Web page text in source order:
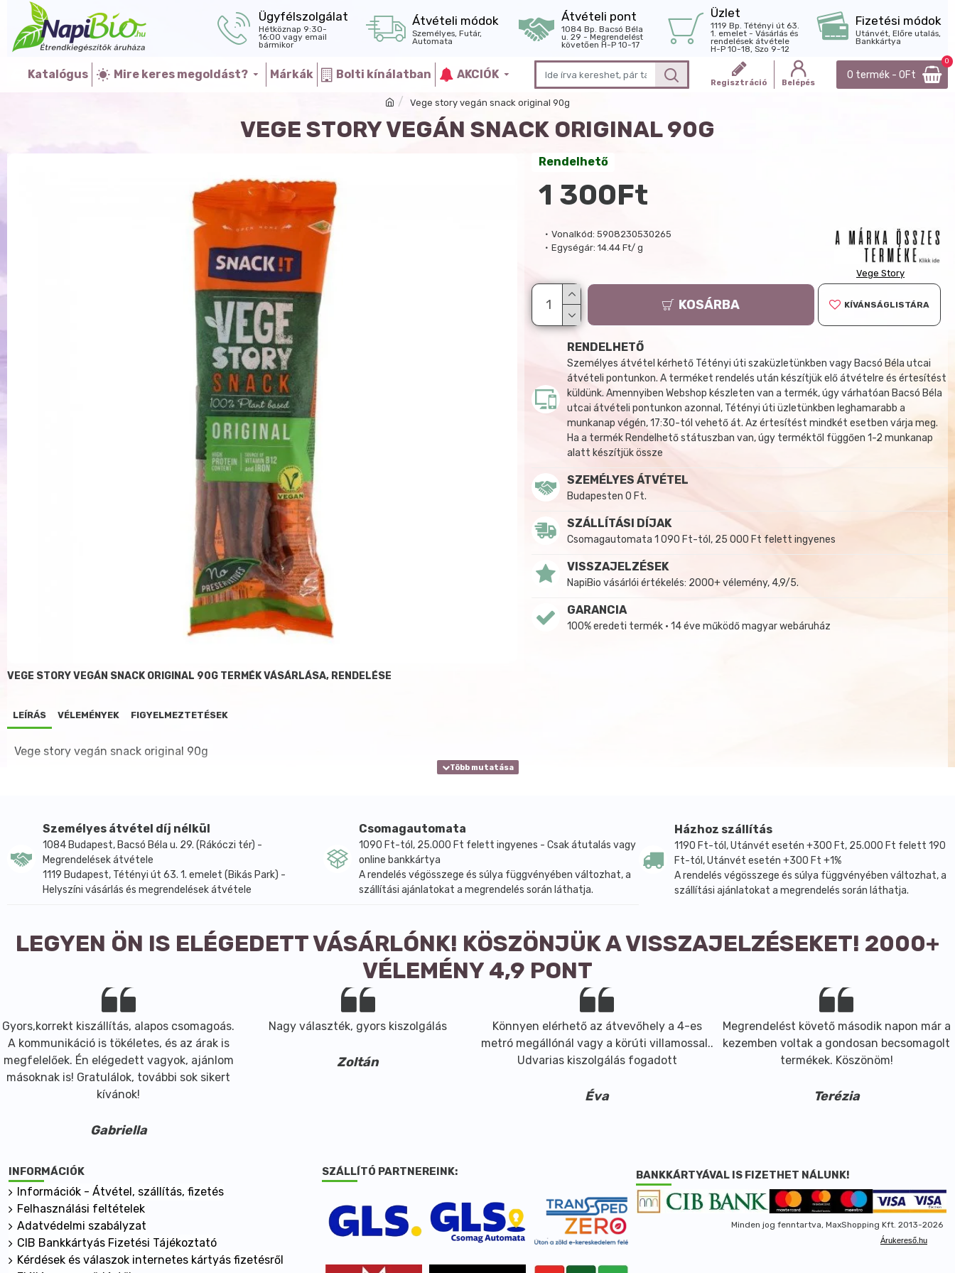
Ügyfélszolgálat
Hétköznap 9:30-
16:00 vagy email
bármikor
Átvételi módok
Személyes, Futár,
Automata
Átvételi pont
1084 Bp. Bacsó Béla
u. 29 - Megrendelést
követően H-P 10-17
Üzlet
1119 Bp. Tétényi út 63.
1. emelet - Vásárlás és
rendelések átvétele
H-P 10-18, Szo 9-12
Fizetési módok
Utánvét, Előre utalás,
Bankkártya
Katalógus Mire keres megoldást? Márkák Bolti kínálatban AKCIÓK
Regisztráció Belépés
0 termék - 0Ft
0
Vege story vegán snack original 90g
VEGE STORY VEGÁN SNACK ORIGINAL 90G
Vonalkód: 5908230530265
Egységár: 14.44 Ft/ g
Vege Story
Rendelhető
1 300Ft
KOSÁRBA KÍVÁNSÁGLISTÁRA
RENDELHETŐ
Személyes átvétel kérhető Tétényi úti szaküzletünkben vagy Bacsó Béla utcai
átvételi pontunkon. A terméket rendelés után készítjük elő átvételre és értesítést
küldünk. Amennyiben Webshop készleten van a termék, úgy várhatóan Bacsó Béla
utcai átvételi pontunkon azonnal, Tétényi úti üzletünkben leghamarabb a
munkanap végén, 17:30-tól vehető át. Az értesítést mindkét esetben várja meg.
Ha a termék Rendelhető státuszban van, úgy terméktől függően 1-2 munkanap
alatt készítjük össze
SZEMÉLYES ÁTVÉTEL
Budapesten 0 Ft.
SZÁLLÍTÁSI DÍJAK
Csomagautomata 1 090 Ft-tól, 25 000 Ft felett ingyenes
VISSZAJELZÉSEK
NapiBio vásárlói értékelés: 2000+ vélemény, 4,9/5.
GARANCIA
100% eredeti termék • 14 éve működő magyar webáruház
VEGE STORY VEGÁN SNACK ORIGINAL 90G TERMÉK VÁSÁRLÁSA, RENDELÉSE
LEÍRÁS VÉLEMÉNYEK FIGYELMEZTETÉSEK
Vege story vegán snack original 90g
Személyes átvétel díj nélkül
1084 Budapest, Bacsó Béla u. 29. (Rákóczi tér) -
Megrendelések átvétele
1119 Budapest, Tétényi út 63. 1. emelet (Bikás Park) -
Helyszíni vásárlás és megrendelések átvétele
Csomagautomata
1090 Ft-tól, 25.000 Ft felett ingyenes - Csak átutalás vagy
online bankkártya
A rendelés végösszege és súlya függvényében változhat, a
szállítási ajánlatokat a megrendelés során láthatja.
Házhoz szállítás
1190 Ft-tól, Utánvét esetén +300 Ft, 25.000 Ft felett 190
Ft-tól, Utánvét esetén +300 Ft +1%
A rendelés végösszege és súlya függvényében változhat, a
szállítási ajánlatokat a megrendelés során láthatja.
LEGYEN ÖN IS ELÉGEDETT VÁSÁRLÓNK! KÖSZÖNJÜK A VISSZAJELZÉSEKET! 2000+
VÉLEMÉNY 4,9 PONT
Gyors,korrekt kiszállítás, alapos csomagoás.
A kommunikáció is tökéletes, és az árak is
megfelelőek. Én elégedett vagyok, ajánlom
másoknak is! Gratulálok, további sok sikert
kívánok!
Gabriella
Nagy választék, gyors kiszolgálás
Zoltán
Könnyen elérhető az átvevőhely a 4-es
metró megállónál vagy a körúti villamossal..
Udvarias kiszolgálás fogadott
Éva
Megrendelést követő második napon már a
kezemben voltak a gondosan becsomagolt
termékek. Köszönöm!
Terézia
INFORMÁCIÓK
Információk - Átvétel, szállítás, fizetés
Felhasználási feltételek
Adatvédelmi szabályzat
CIB Bankkártyás Fizetési Tájékoztató
Kérdések és válaszok internetes kártyás fizetésről
SZÁLLÍTÓ PARTNEREINK: BANKKÁRTYÁVAL IS FIZETHET NÁLUNK!
Minden jog fenntartva, MaxShopping Kft. 2013-2026
Árukereső.hu